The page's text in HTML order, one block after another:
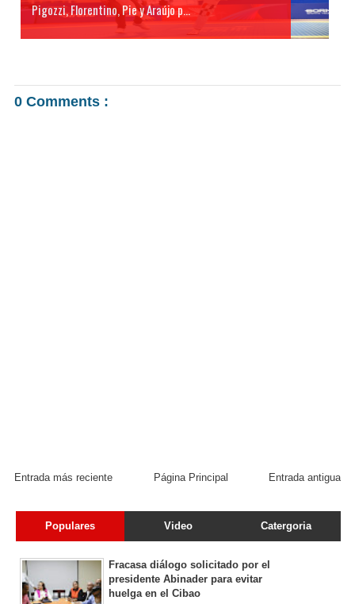
Pigozzi, Florentino, Pie y Araújo p...
0 Comments :
Entrada más reciente Entrada antigua
Página Principal
Populares Video Catergoria
Fracasa diálogo solicitado por el
presidente Abinader para evitar
huelga en el Cibao